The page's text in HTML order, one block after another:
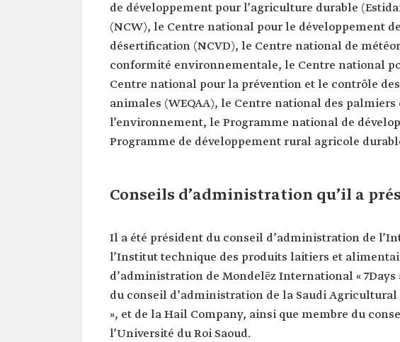
Sa formation
licence en génie chimique à l'Université
du roi Saoud.
de développement pour l’agriculture durable
(NCW), le Centre national pour le développement
désertification (NCVD), le Centre national de
conformité environnementale, le Centre national
Centre national pour la prévention et le contrôle
animales (WEQAA), le Centre national des palmiers
l’environnement, le Programme national de
Programme de développement rural agricole
Conseils d’administration qu’il a
Il a été président du conseil d’administration de
l’Institut technique des produits laitiers et
d’administration de Mondelēz International «
du conseil d’administration de la Saudi Agricultural
», et de la Hail Company, ainsi que membre du
l’Université du Roi Saoud.